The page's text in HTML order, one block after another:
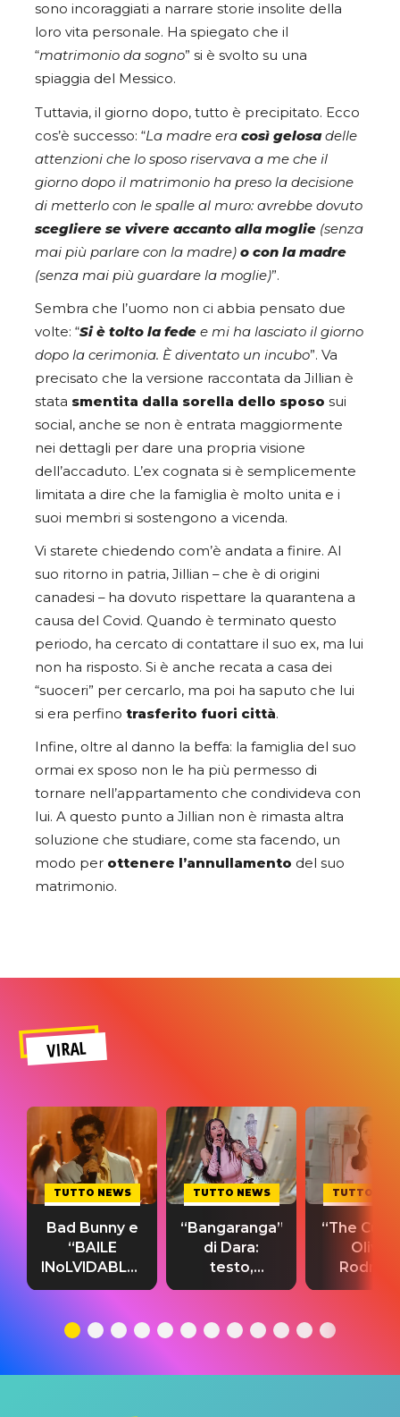
sono incoraggiati a narrare storie insolite della
loro vita personale. Ha spiegato che il
“matrimonio da sogno” si è svolto su una
spiaggia del Messico.
Tuttavia, il giorno dopo, tutto è precipitato. Ecco
cos’è successo: “La madre era così gelosadelle
attenzioni che lo sposo riservava a me che il
giorno dopo il matrimonio ha preso la decisione
di metterlo con le spalle al muro: avrebbe dovuto
scegliere se vivere accanto alla moglie (senza
mai più parlare con la madre) o con la madre
(senza mai più guardare la moglie)”.
Sembra che l’uomo non ci abbia pensato due
volte: “Si è tolto la fede e mi ha lasciato il giorno
dopo la cerimonia. È diventato un incubo”. Va
precisato che la versione raccontata da Jillian è
stata smentita dalla sorella dello sposo sui
social, anche se non è entrata maggiormente
nei dettagli per dare una propria visione
dell’accaduto. L’ex cognata si è semplicemente
limitata a dire che la famiglia è molto unita e i
suoi membri si sostengono a vicenda.
Vi starete chiedendo com’è andata a finire. Al
suo ritorno in patria, Jillian – che è di origini
canadesi – ha dovuto rispettare la quarantena a
causa del Covid. Quando è terminato questo
periodo, ha cercato di contattare il suo ex, ma lui
non ha risposto. Si è anche recata a casa dei
“suoceri” per cercarlo, ma poi ha saputo che lui
si era perfino trasferito fuori città.
Infine, oltre al danno la beffa: la famiglia del suo
ormai ex sposo non le ha più permesso di
tornare nell’appartamento che condivideva con
lui. A questo punto a Jillian non è rimasta altra
soluzione che studiare, come sta facendo, un
modo per ottenere l’annullamento del suo
matrimonio.
VIRAL
TUTTO NEWS
Bad Bunny e
“BAILE
INoLVIDABLE”:
testo,
significato
TUTTO NEWS
“Bangaranga”
di Dara:
testo,
traduzione e
del singolo
TUTTO
“The
Olivia
testo,